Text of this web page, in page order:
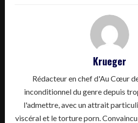
Krueger
Rédacteur en chef d'Au Cœur
inconditionnel du genre depuis
l'admettre, avec un attrait
viscéral et le torture porn.